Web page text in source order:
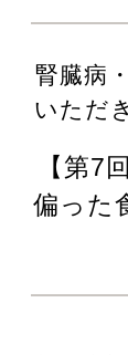
腎臓病
いただ
【第7
偏った